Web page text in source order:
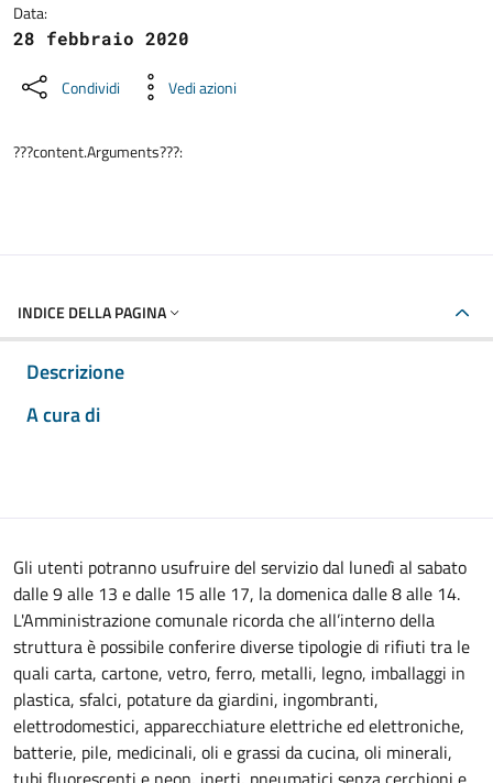
Data:
28 febbraio 2020
Condividi Vedi azioni
???content.Arguments???:
INDICE DELLA PAGINA
Descrizione
A cura di
Gli utenti potranno usufruire del servizio dal lunedì al sabato
dalle 9 alle 13 e dalle 15 alle 17, la domenica dalle 8 alle 14.
L'Amministrazione comunale ricorda che all’interno della
struttura è possibile conferire diverse tipologie di rifiuti tra le
quali carta, cartone, vetro, ferro, metalli, legno, imballaggi in
plastica, sfalci, potature da giardini, ingombranti,
elettrodomestici, apparecchiature elettriche ed elettroniche,
batterie, pile, medicinali, oli e grassi da cucina, oli minerali,